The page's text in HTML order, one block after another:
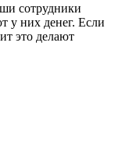
сотрудники
у них денег. Если
это делают